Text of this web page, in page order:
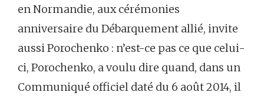
en Normandie, aux cérémonies
anniversaire du Débarquement allié, invite
aussi Porochenko : n’est-ce pas ce que celui-
ci, Porochenko, a voulu dire quand, dans un
Communiqué officiel daté du 6 août 2014, il